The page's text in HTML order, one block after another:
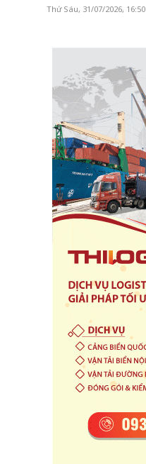
Thứ Sáu, 31/07/2026, 16:50